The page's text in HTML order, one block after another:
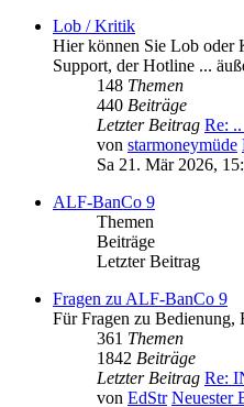
Lob / Kritik
Hier können Sie Lob
Support, der Hotline ...
148 Themen
440 Beiträge
Letzter Beitrag Re:
von starmoneymüde
Sa 21. Mär 2026,
ALF-BanCo 9
Themen
Beiträge
Letzter Beitrag
Fragen zu ALF-BanCo 9
Für Fragen zu Bedienung,
361 Themen
1842 Beiträge
Letzter Beitrag Re:
von EdStr Neuester